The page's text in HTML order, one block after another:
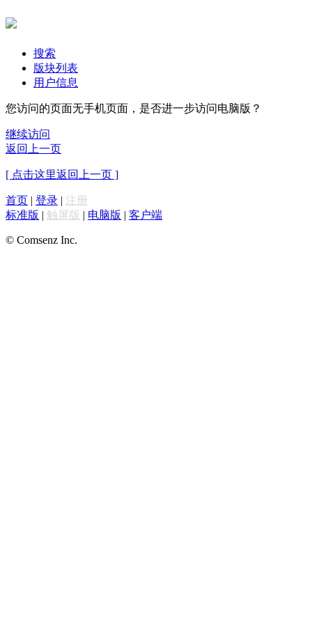
搜索
版块列表
用户信息
您访问的页面无手机页面，是否进一步访问电脑版？
继续访问
返回上一页
[ 点击这里返回上一页 ]
首页 | 登录 | 注册
标准版 | 触屏版 | 电脑版 | 客户端
© Comsenz Inc.